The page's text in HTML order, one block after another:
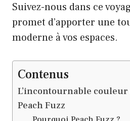
Suivez-nous dans ce
promet d’apporter une
moderne à vos espaces.
Contenus
L’incontournable couleur
Peach Fuzz